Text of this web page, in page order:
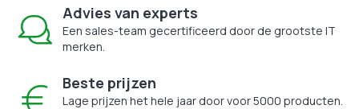
Advies van experts
Een sales-team gecertificeerd door de grootste IT
merken.
Beste prijzen
Lage prijzen het hele jaar door voor 5000 producten.